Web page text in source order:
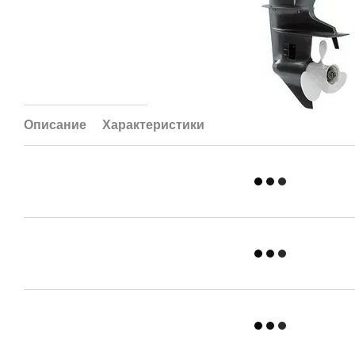
Описание Характеристики